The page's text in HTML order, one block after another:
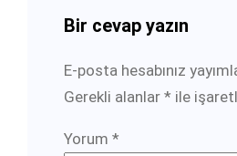
Bir cevap yazın
E-posta hesabınız
Gerekli alanlar * ile
Yorum *